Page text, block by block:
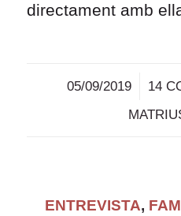
directament amb
05/09/2019
/ 14
ENTREVISTA,